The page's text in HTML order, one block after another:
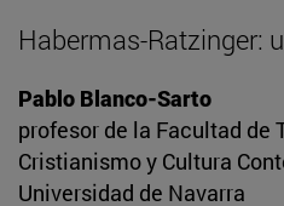
Habermas-Ratzinger:
Pablo Blanco-Sarto
profesor de la Facultad de
Cristianismo y Cultura
Universidad de Navarra